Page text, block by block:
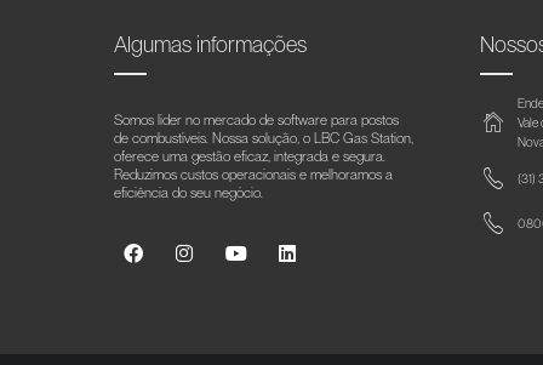
Algumas informações
Somos líder no mercado de software para postos
de combustíveis. Nossa solução, o LBC Gas Station,
oferece uma gestão eficaz, integrada e segura.
Reduzimos custos operacionais e melhoramos a
eficiência do seu negócio.
Vale
(31)